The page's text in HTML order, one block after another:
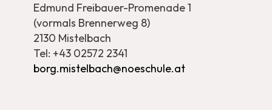
Edmund Freibauer-Promenade 1
(vormals Brennerweg 8)
2130 Mistelbach
Tel: +43 02572 2341
borg.mistelbach@noeschule.at